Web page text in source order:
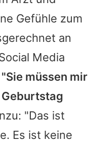
Gefühle zum
an
Media
"Sie müssen mir
"Das ist
Es ist keine